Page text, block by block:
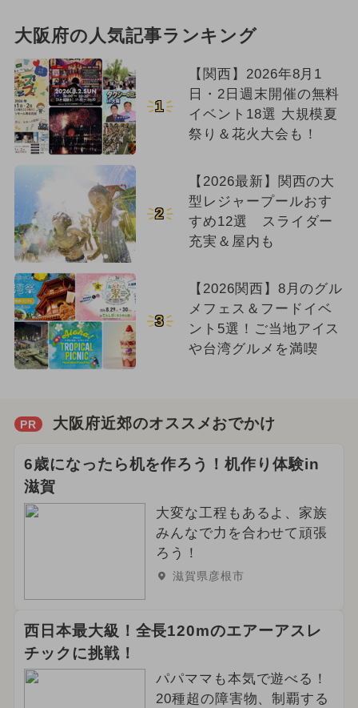
大阪府の人気記事ランキング
1
【関西】2026年8月1
日・2日週末開催の無料
イベント18選 大規模夏
祭り＆花火大会も！
2
【2026最新】関西の大
型レジャープールおす
すめ12選 スライダー
充実＆屋内も
3
【2026関西】8月のグル
メフェス＆フードイベ
ント5選！ご当地アイス
や台湾グルメを満喫
PR 大阪府近郊のオススメおでかけ
6歳になったら机を作ろう！机作り体験in
滋賀
大変な工程もあるよ、家族
みんなで力を合わせて頑張
ろう！
滋賀県彦根市
西日本最大級！全長120mのエアーアスレ
チックに挑戦！
パパママも本気で遊べる！
20種超の障害物、制覇する